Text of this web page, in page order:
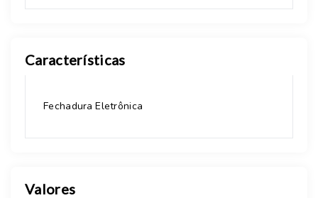
Características
Fechadura Eletrônica
Valores